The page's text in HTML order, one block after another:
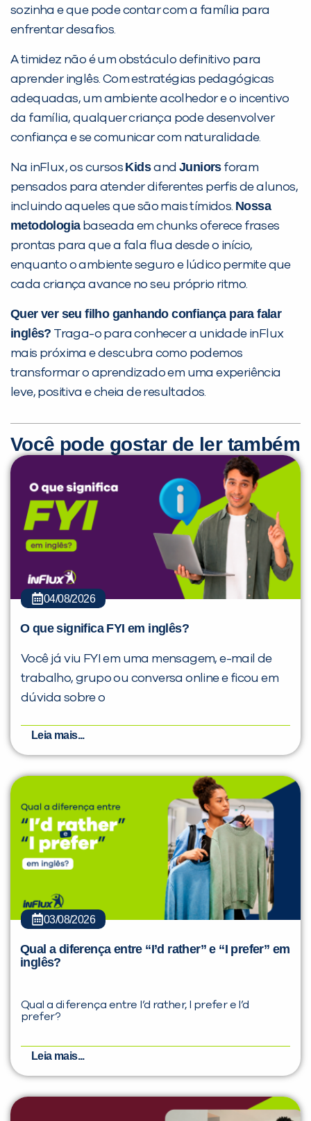
sozinha e que pode contar com a família para
enfrentar desafios.
A timidez não é um obstáculo definitivo para
aprender inglês. Com estratégias pedagógicas
adequadas, um ambiente acolhedor e o incentivo
da família, qualquer criança pode desenvolver
confiança e se comunicar com naturalidade.
Na inFlux, os cursos KidsandJuniorsforam
pensados para atender diferentes perfis de alunos,
incluindo aqueles que são mais tímidos. Nossa
metodologiabaseada em chunks oferece frases
prontas para que a fala flua desde o início,
enquanto o ambiente seguro e lúdico permite que
cada criança avance no seu próprio ritmo.
Quer ver seu filho ganhando confiança para falar
inglês? Traga-o para conhecer a unidade inFlux
mais próxima e descubra como podemos
transformar o aprendizado em uma experiência
leve, positiva e cheia de resultados.
Você pode gostar de ler também
04/08/2026
O que significa FYI em inglês?
Você já viu FYI em uma mensagem, e-mail de
trabalho, grupo ou conversa online e ficou em
dúvida sobre o
Leia mais...
03/08/2026
Qual a diferença entre “I’d rather” e “I prefer” em
inglês?
Qual a diferença entre I’d rather, I prefer e I’d
prefer?
Leia mais...